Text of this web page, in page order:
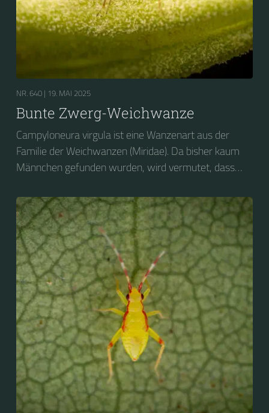
NR. 640 | 19. MAI 2025
Bunte Zwerg-Weichwanze
Campyloneura virgula ist eine Wanzenart aus der
Familie der Weichwanzen (Miridae). Da bisher kaum
Männchen gefunden wurden, wird vermutet, dass
Artepitheton virgula (lat.: virgo = Jungfrau) verweist
darauf. Die wenigen bisher gefundenen Männchen
wiesen verkümmerte Genitalien auf und waren nicht
fortpflanzungsfähig. Fertile Männchen sollen jedoch in
Nordafrika auftreten.